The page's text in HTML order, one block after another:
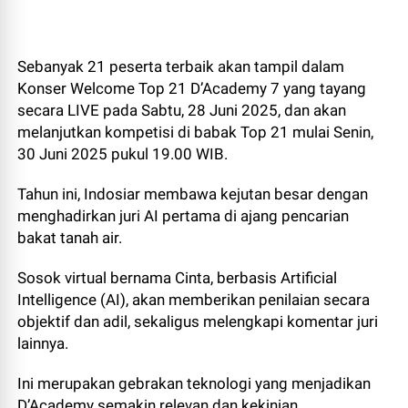
Sebanyak 21 peserta terbaik akan tampil dalam
Konser Welcome Top 21 D’Academy 7 yang tayang
secara LIVE pada Sabtu, 28 Juni 2025, dan akan
melanjutkan kompetisi di babak Top 21 mulai Senin,
30 Juni 2025 pukul 19.00 WIB.
Tahun ini, Indosiar membawa kejutan besar dengan
menghadirkan juri AI pertama di ajang pencarian
bakat tanah air.
Sosok virtual bernama Cinta, berbasis Artificial
Intelligence (AI), akan memberikan penilaian secara
objektif dan adil, sekaligus melengkapi komentar juri
lainnya.
Ini merupakan gebrakan teknologi yang menjadikan